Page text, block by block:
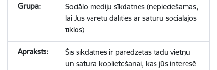
Sociālo mediju sīkdatnes (nepieciešamas,
lai Jūs varētu dalīties ar saturu sociālajos
tīklos)
Šīs sīkdatnes ir paredzētas tādu vietņu
un satura koplietošanai, kas jūs interesē